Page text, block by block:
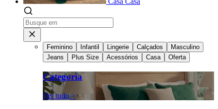
Feminino Infantil Lingerie Calçados
Masculino
Jeans
Plus Size Acessórios Casa Oferta
Categoria
Ver tudo >